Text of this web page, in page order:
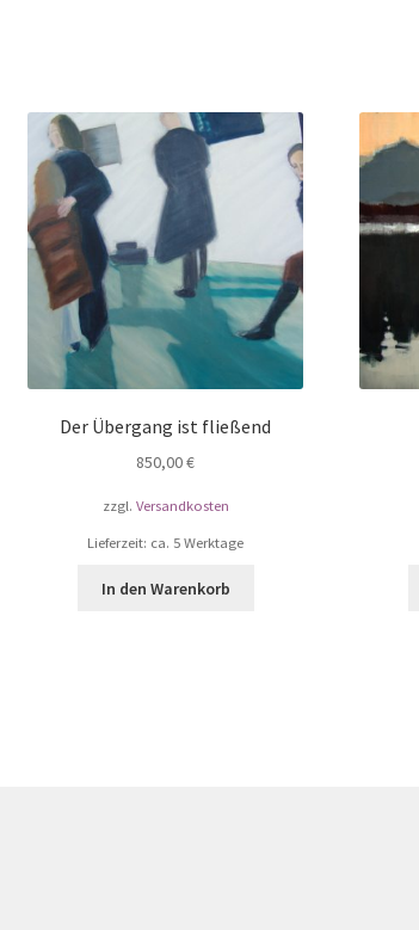
Der Übergang ist fließend
850,00€
zzgl. Versandkosten
Lieferzeit: ca. 5 Werktage
In den Warenkorb